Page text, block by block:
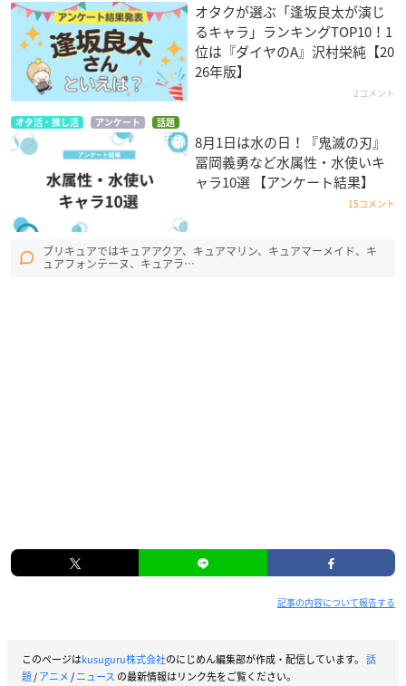
オタクが選ぶ「逢坂良太が演じ
るキャラ」ランキングTOP10！1
位は『ダイヤのA』沢村栄純【20
26年版】
2コメント
オタ活・推し活 アンケート 話題
8月1日は水の日！『鬼滅の刃』
冨岡義勇など水属性・水使いキ
ャラ10選 【アンケート結果】
15コメント
プリキュアではキュアアクア、キュアマリン、キュアマーメイド、キ
ュアフォンテーヌ、キュアラ…
記事の内容について報告する
このページはkusuguru株式会社のにじめん編集部が作成・配信しています。 話
題/アニメ/ニュース の最新情報はリンク先をご覧ください。